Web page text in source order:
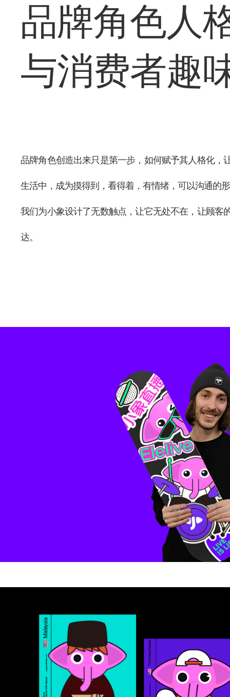
品牌角色人
与消费者趣
品牌角色创造出来只是第一步，如何赋予其人格化，
生活中，成为摸得到，看得着，有情绪，可以沟通的
我们为小象设计了无数触点，让它无处不在，让顾客
达。